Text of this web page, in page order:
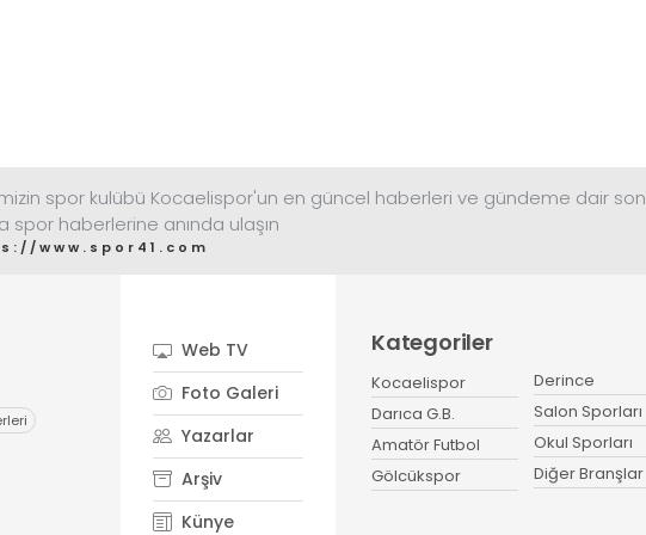
spor kulübü Kocaelispor'un en güncel haberleri ve gündeme dair son
spor haberlerine anında ulaşın
www.spor41.com
Web TV
Foto Galeri
Yazarlar
Arşiv
Künye
Kategoriler
Kocaelispor
Darıca G.B.
Amatör Futbol
Gölcükspor
Derince
Salon Sporları
Okul Sporları
Diğer Branşlar